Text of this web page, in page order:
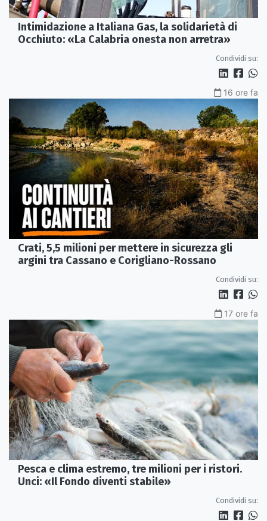
Intimidazione a Italiana Gas, la solidarietà di
Occhiuto: «La Calabria onesta non arretra»
Condividi su:
16 ore fa
Crati, 5,5 milioni per mettere in sicurezza gli
argini tra Cassano e Corigliano-Rossano
Condividi su:
17 ore fa
Pesca e clima estremo, tre milioni per i ristori.
Unci: «Il Fondo diventi stabile»
Condividi su: